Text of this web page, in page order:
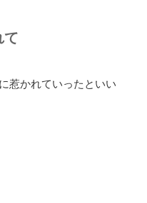
て
惹かれていったといい